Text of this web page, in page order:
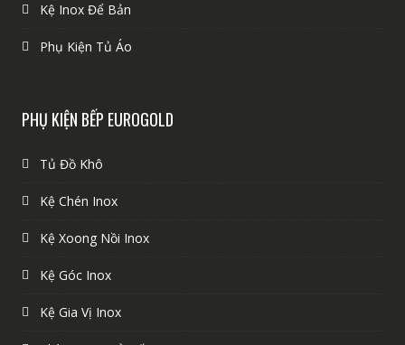
Kệ Inox Để Bản
Phụ Kiện Tủ Áo
PHỤ KIỆN BẾP EUROGOLD
Tủ Đồ Khô
Kệ Chén Inox
Kệ Xoong Nồi Inox
Kệ Góc Inox
Kệ Gia Vị Inox